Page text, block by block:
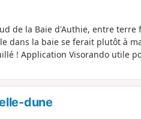
de la Baie d'Authie, entre terre
dans la baie se ferait plutôt à
! Application Visorando utile
dune